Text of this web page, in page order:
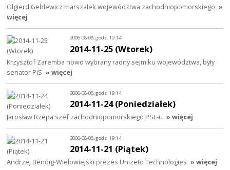
Olgierd Geblewicz marszałek województwa zachodniopomorskiego »
więcej
2006-08-08, godz. 19:14
2014-11-25 (Wtorek)
Krzysztof Zaremba nowo wybrany radny sejmiku województwa, były
senator PiS » więcej
2006-08-08, godz. 19:14
2014-11-24 (Poniedziałek)
Jarosław Rzepa szef zachodniopomorskiego PSL-u » więcej
2006-08-08, godz. 19:14
2014-11-21 (Piątek)
Andrzej Bendig-Wielowiejski prezes Unizeto Technologies » więcej